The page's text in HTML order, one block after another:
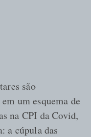
são
um esquema de
na CPI da Covid,
a cúpula das